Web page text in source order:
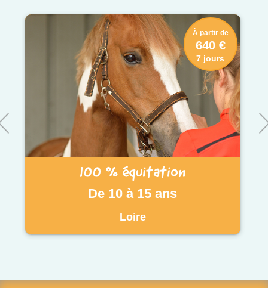
100 % équitation
De 10 à 15 ans
Loire
À partir de
640 €
7 jours